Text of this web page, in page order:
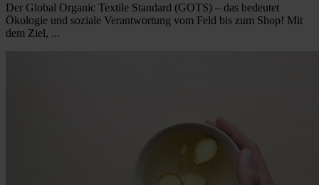
Der Global Organic Textile Standard (GOTS) – das bedeutet
Ökologie und soziale Verantwortung vom Feld bis zum Shop! Mit
dem Ziel, ...